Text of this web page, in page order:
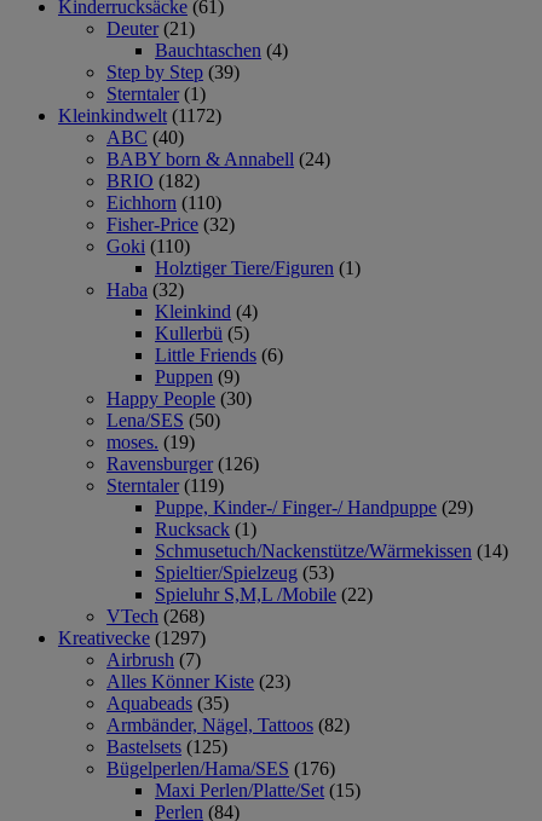
Kinderrucksäcke (61)
Deuter (21)
Bauchtaschen (4)
Step by Step (39)
Sterntaler (1)
Kleinkindwelt (1172)
ABC (40)
BABY born & Annabell (24)
BRIO (182)
Eichhorn (110)
Fisher-Price (32)
Goki (110)
Holztiger Tiere/Figuren (1)
Haba (32)
Kleinkind (4)
Kullerbü (5)
Little Friends (6)
Puppen (9)
Happy People (30)
Lena/SES (50)
moses. (19)
Ravensburger (126)
Sterntaler (119)
Puppe, Kinder-/ Finger-/ Handpuppe (29)
Rucksack (1)
Schmusetuch/Nackenstütze/Wärmekissen (14)
Spieltier/Spielzeug (53)
Spieluhr S,M,L /Mobile (22)
VTech (268)
Kreativecke (1297)
Airbrush (7)
Alles Könner Kiste (23)
Aquabeads (35)
Armbänder, Nägel, Tattoos (82)
Bastelsets (125)
Bügelperlen/Hama/SES (176)
Maxi Perlen/Platte/Set (15)
Perlen (84)